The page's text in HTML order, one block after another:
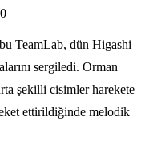
TeamLab, dün Higashi
sergiledi. Orman
şekilli cisimler harekete
ettirildiğinde melodik